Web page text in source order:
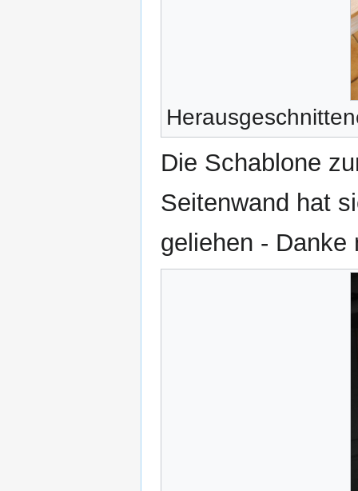
Die Schablone
Seitenwand hat
geliehen - Danke